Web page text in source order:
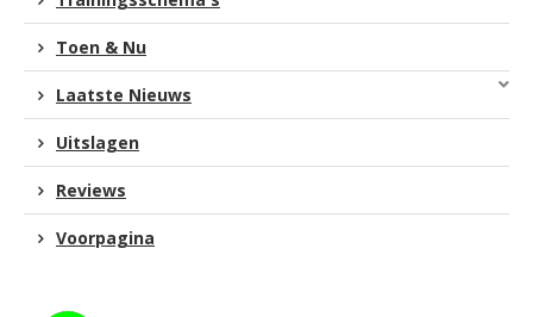
Toen & Nu
Laatste Nieuws
Uitslagen
Reviews
Voorpagina